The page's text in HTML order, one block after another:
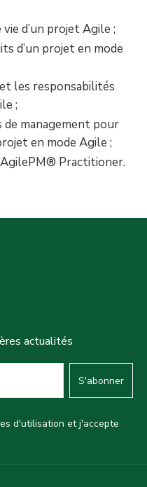
d’un projet Agile ;
d’un projet en mode
les responsabilités
;
management pour
en mode Agile ;
Practitioner.
actualités
S'abonner
d'utilisation et j'accepte